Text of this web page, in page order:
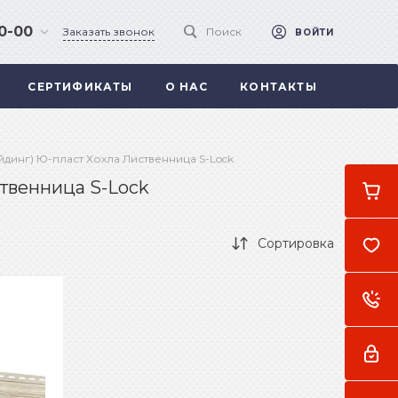
00 Заказать звонок Поиск ВОЙТИ
СЕРТИФИКАТЫ О НАС КОНТАКТЫ
Ю-пласт Хохла Лиственница S-Lock
S-Lock
Сортировка